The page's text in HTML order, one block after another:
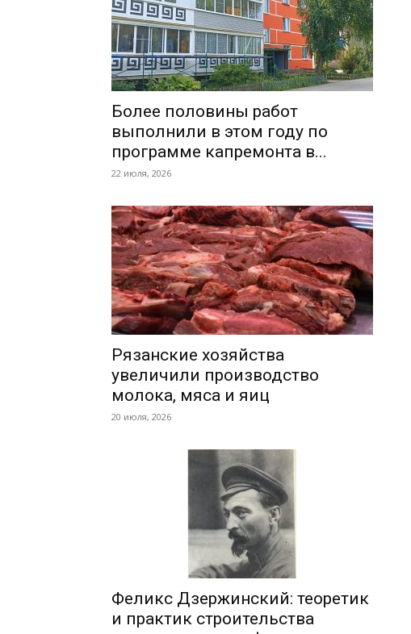
Более половины работ
выполнили в этом году по
программе капремонта в...
22 июля, 2026
Рязанские хозяйства
увеличили производство
молока, мяса и яиц
20 июля, 2026
Феликс Дзержинский: теоретик
и практик строительства